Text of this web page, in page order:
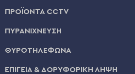
ΠΡΟΪΟΝΤΑ CCTV
ΠΥΡΑΝΙΧΝΕΥΣΗ
ΘΥΡΟΤΗΛΕΦΩΝΑ
ΕΠΙΓΕΙΑ & ΔΟΡΥΦΟΡΙΚΗ ΛΗΨΗ